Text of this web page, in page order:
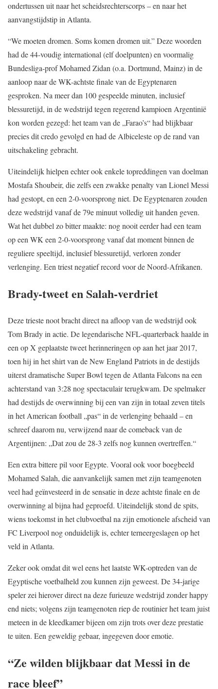
ondertussen uit naar het scheidsrechterscorps – en naar het
aanvangstijdstip in Atlanta.
“We moeten dromen. Soms komen dromen uit.” Deze woorden
had de 44-voudig international (elf doelpunten) en voormalig
Bundesliga-prof Mohamed Zidan (o.a. Dortmund, Mainz) in de
aanloop naar de WK-achtste finale van de Egyptenaren
gesproken. Na meer dan 100 gespeelde minuten, inclusief
blessuretijd, in de wedstrijd tegen regerend kampioen Argentinië
kon worden gezegd: het team van de „Farao’s“ had blijkbaar
precies dit credo gevolgd en had de Albiceleste op de rand van
uitschakeling gebracht.
Uiteindelijk hielpen echter ook enkele topreddingen van doelman
Mostafa Shoubeir, die zelfs een zwakke penalty van Lionel Messi
had gestopt, en een 2-0-voorsprong niet. De Egyptenaren zouden
deze wedstrijd vanaf de 79e minuut volledig uit handen geven.
Wat het dubbel zo bitter maakte: nog nooit eerder had een team
op een WK een 2-0-voorsprong vanaf dat moment binnen de
reguliere speeltijd, inclusief blessuretijd, verloren zonder
verlenging. Een triest negatief record voor de Noord-Afrikanen.
Brady-tweet en Salah-verdriet
Deze trieste noot bracht direct na afloop van de wedstrijd ook
Tom Brady in actie. De legendarische NFL-quarterback haalde in
een op X geplaatste tweet herinneringen op aan het jaar 2017,
toen hij in het shirt van de New England Patriots in de destijds
uiterst dramatische Super Bowl tegen de Atlanta Falcons na een
achterstand van 3:28 nog spectaculair terugkwam. De spelmaker
had destijds de overwinning bij een van zijn in totaal zeven titels
in het American football „pas“ in de verlenging behaald – en
schreef daarom nu, verwijzend naar de comeback van de
Argentijnen: „Dat zou de 28-3 zelfs nog kunnen overtreffen.“
Een extra bittere pil voor Egypte. Vooral ook voor boegbeeld
Mohamed Salah, die aanvankelijk samen met zijn teamgenoten
veel had geïnvesteerd in de sensatie in deze achtste finale en de
overwinning al bijna had geproefd. Uiteindelijk stond de spits,
wiens toekomst in het clubvoetbal na zijn emotionele afscheid van
FC Liverpool nog onduidelijk is, echter terneergeslagen op het
veld in Atlanta.
Zeker ook omdat dit wel eens het laatste WK-optreden van de
Egyptische voetbalheld zou kunnen zijn geweest. De 34-jarige
speler zei hierover direct na deze furieuze wedstrijd zonder happy
end niets; volgens zijn teamgenoten riep de routinier het team juist
meteen in de kleedkamer bijeen om zijn trots over deze prestatie
te uiten. Een geweldig gebaar, ingegeven door emotie.
“Ze wilden blijkbaar dat Messi in de
race bleef”